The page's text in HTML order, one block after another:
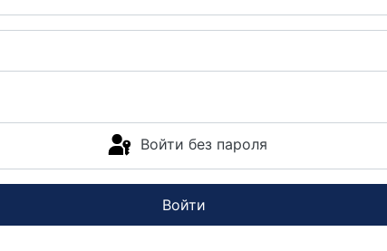
Войти без пароля
Войти